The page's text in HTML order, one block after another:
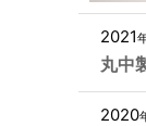
2021
丸中
2020